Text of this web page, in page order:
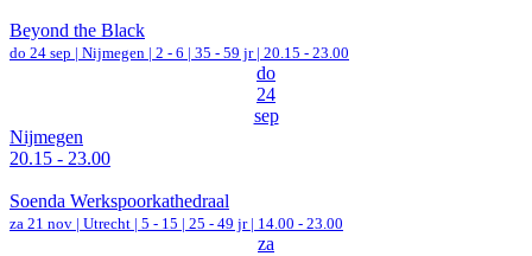
Beyond the Black
do 24 sep | Nijmegen | 2 - 6 | 35 - 59 jr | 20.15 - 23.00
do
24
sep
Nijmegen
20.15 - 23.00
Soenda Werkspoorkathedraal
za 21 nov | Utrecht | 5 - 15 | 25 - 49 jr | 14.00 - 23.00
za